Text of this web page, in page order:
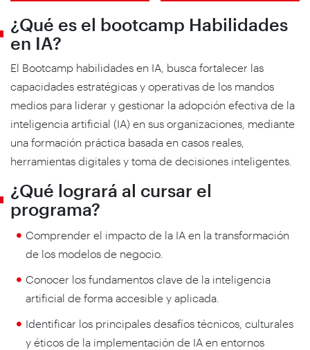
¿Qué es el bootcamp Habilidades
en IA?
El Bootcamp habilidades en IA, busca fortalecer las
capacidades estratégicas y operativas de los mandos
medios para liderar y gestionar la adopción efectiva de la
inteligencia artificial (IA) en sus organizaciones, mediante
una formación práctica basada en casos reales,
herramientas digitales y toma de decisiones inteligentes.
¿Qué logrará al cursar el
programa?
Comprender el impacto de la IA en la transformación
de los modelos de negocio.
Conocer los fundamentos clave de la inteligencia
artificial de forma accesible y aplicada.
Identificar los principales desafíos técnicos, culturales
y éticos de la implementación de IA en entornos